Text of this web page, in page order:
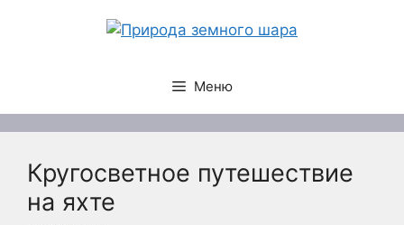
Меню
Кругосветное путешествие
на яхте